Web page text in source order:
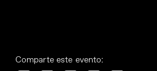
Comparte este evento: